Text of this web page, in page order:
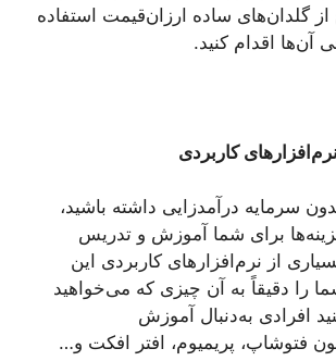
از گلدان‌های ساده ارزان‌قیمت استفاده
آن‌ها اقدام کنید.
کاربردی
سرمایه درآمدزایی داشته باشید،
برای شما آموزش و تدریس
از نرم‌افزارهای کاربردی این
را دقیقاً به آن ‌چیزی که می‌خواهید
افرادی به‌دنبال آموزش
فتوشاپ، پریمیوم، افتر افکت و…